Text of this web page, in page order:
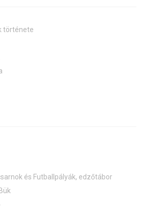
története
és Futballpályák, edzőtábor